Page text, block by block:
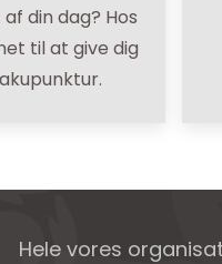
din dag? Hos
til at give dig
Hele vores